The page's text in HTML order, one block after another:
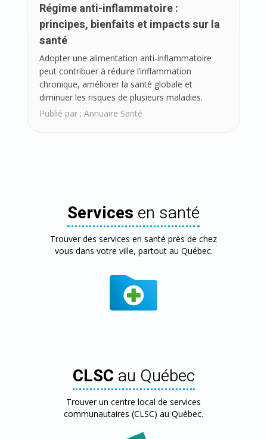
Régime anti-inflammatoire :
principes, bienfaits et impacts sur la
santé
Adopter une alimentation anti-inflammatoire
peut contribuer à réduire l’inflammation
chronique, améliorer la santé globale et
diminuer les risques de plusieurs maladies.
Publié par : Annuaire Santé
Services en santé
Trouver des services en santé près de chez
vous dans votre ville, partout au Québec.
CLSC au Québec
Trouver un centre local de services
communautaires (CLSC) au Québec.